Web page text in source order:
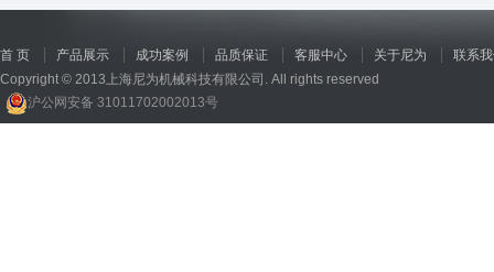
首 页 产品展示 成功案例 品质保证 客服中心 关于尼为
联系
Copyright © 2013上海尼为机械科技有限公司. All rights reserved
沪公网安备 31011702002013号